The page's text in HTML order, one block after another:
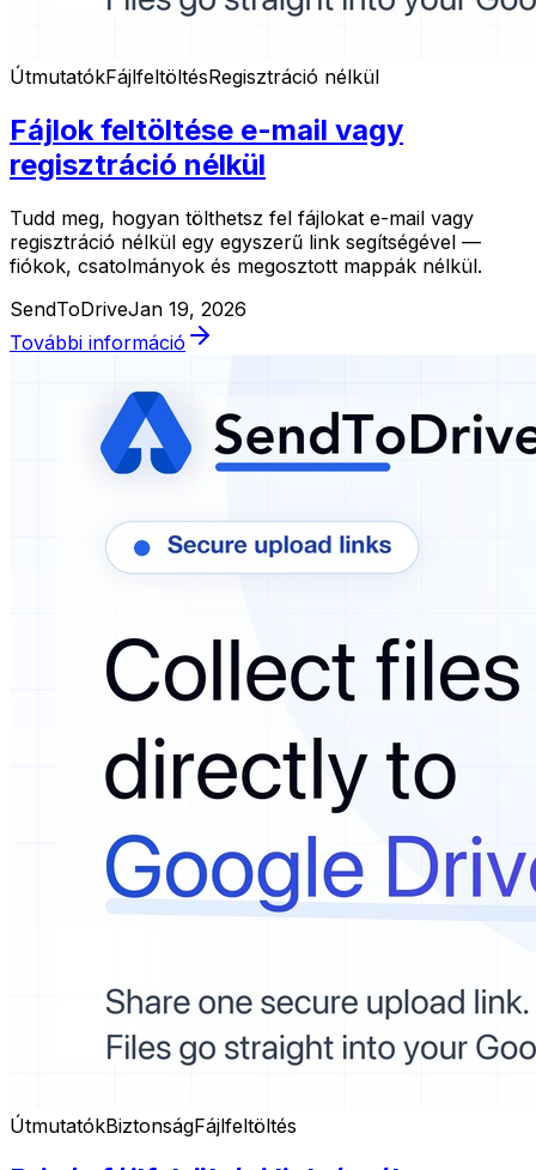
ÚtmutatókFájlfeltöltésRegisztráció nélkül
Fájlok feltöltése e-mail vagy
regisztráció nélkül
Tudd meg, hogyan tölthetsz fel fájlokat e-mail vagy
regisztráció nélkül egy egyszerű link segítségével —
fiókok, csatolmányok és megosztott mappák nélkül.
SendToDriveJan 19, 2026
További információ
ÚtmutatókBiztonságFájlfeltöltés